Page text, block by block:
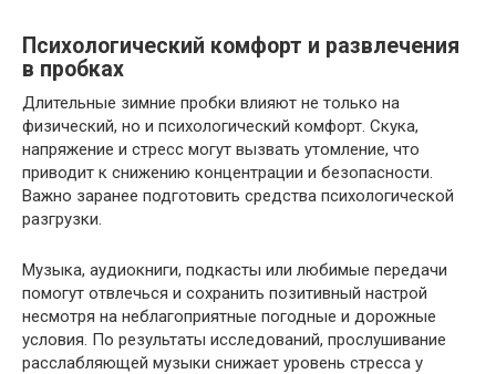
Психологический комфорт и развлечения
в пробках
Длительные зимние пробки влияют не только на
физический, но и психологический комфорт. Скука,
напряжение и стресс могут вызвать утомление, что
приводит к снижению концентрации и безопасности.
Важно заранее подготовить средства психологической
разгрузки.
Музыка, аудиокниги, подкасты или любимые передачи
помогут отвлечься и сохранить позитивный настрой
несмотря на неблагоприятные погодные и дорожные
условия. По результаты исследований, прослушивание
расслабляющей музыки снижает уровень стресса у